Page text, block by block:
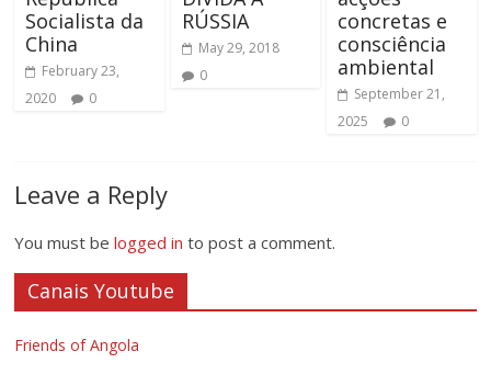
Socialista da
China
February 23,
2020
0
RÚSSIA
May 29, 2018
0
concretas e
consciência
ambiental
September 21,
2025
0
Leave a Reply
You must belogged in to post a comment.
Canais Youtube
Friends of Angola